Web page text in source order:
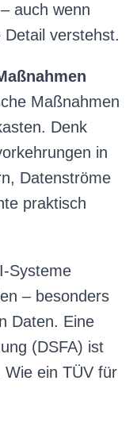
auch wenn
verstehst.
Maßnahmen
Denk
in
Datenströme
praktisch
Systeme
– besonders
Daten. Eine
(DSFA) ist
Wie ein TÜV für